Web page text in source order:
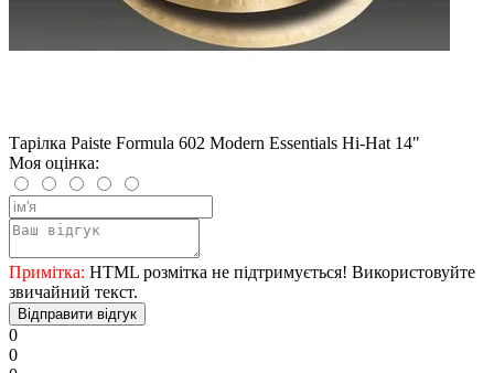
Тарілка Paiste Formula 602 Modern Essentials Hi-Hat 14"
Моя оцінка:
Примітка: HTML розмітка не підтримується! Використовуйте
звичайний текст.
Відправити відгук
0
0